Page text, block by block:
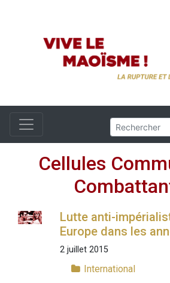
Cellules
Lutte anti-
Europe dans les
2 juillet 2015
International